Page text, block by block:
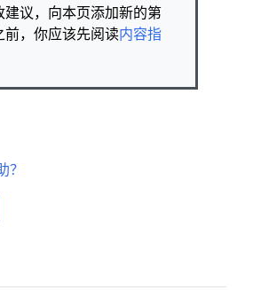
建议，向本页添加新的第
前，你应该先阅读内容指
？